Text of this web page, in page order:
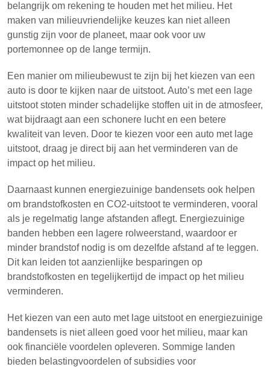
belangrijk om rekening te houden met het milieu. Het
maken van milieuvriendelijke keuzes kan niet alleen
gunstig zijn voor de planeet, maar ook voor uw
portemonnee op de lange termijn.
Een manier om milieubewust te zijn bij het kiezen van een
auto is door te kijken naar de uitstoot. Auto’s met een lage
uitstoot stoten minder schadelijke stoffen uit in de atmosfeer,
wat bijdraagt aan een schonere lucht en een betere
kwaliteit van leven. Door te kiezen voor een auto met lage
uitstoot, draag je direct bij aan het verminderen van de
impact op het milieu.
Daarnaast kunnen energiezuinige bandensets ook helpen
om brandstofkosten en CO2-uitstoot te verminderen, vooral
als je regelmatig lange afstanden aflegt. Energiezuinige
banden hebben een lagere rolweerstand, waardoor er
minder brandstof nodig is om dezelfde afstand af te leggen.
Dit kan leiden tot aanzienlijke besparingen op
brandstofkosten en tegelijkertijd de impact op het milieu
verminderen.
Het kiezen van een auto met lage uitstoot en energiezuinige
bandensets is niet alleen goed voor het milieu, maar kan
ook financiële voordelen opleveren. Sommige landen
bieden belastingvoordelen of subsidies voor